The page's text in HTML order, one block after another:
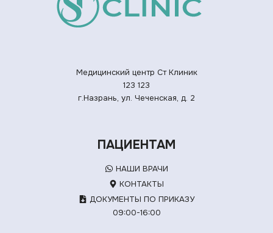
Медицинский центр Ст Клиник
123 123
г.Назрань, ул. Чеченская, д. 2
ПАЦИЕНТАМ
НАШИ ВРАЧИ
КОНТАКТЫ
ДОКУМЕНТЫ ПО ПРИКАЗУ
09:00-16:00